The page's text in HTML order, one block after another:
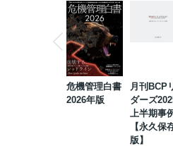
危機管理白書
2026年版
月刊BCP
ダーズ
上半期事
【永久保
版】